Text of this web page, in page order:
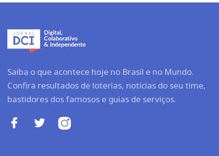
Saiba o que acontece hoje no Brasil e no Mundo.
Confira resultados de loterias, notícias do seu time,
bastidores dos famosos e guias de serviços.